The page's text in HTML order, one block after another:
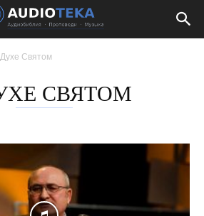
Святом
СВЯТОМ